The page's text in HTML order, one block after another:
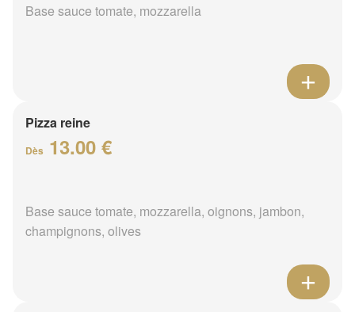
Base sauce tomate, mozzarella
Pizza reine
Dès 13.00 €
Base sauce tomate, mozzarella, oignons, jambon,
champignons, olives